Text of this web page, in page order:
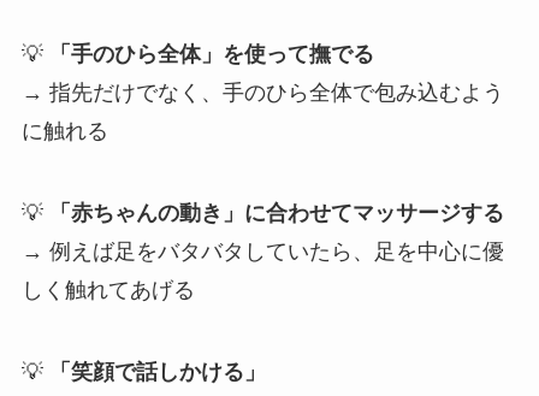
💡
「手のひら全体」を使って撫でる
→ 指先だけでなく、手のひら全体で包み込むよう
に触れる
💡
「赤ちゃんの動き」に合わせてマッサージする
→ 例えば足をバタバタしていたら、足を中心に優
しく触れてあげる
💡
「笑顔で話しかける」